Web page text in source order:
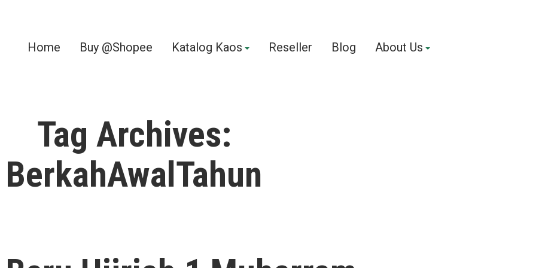
Home Buy @Shopee Katalog Kaos Reseller Blog About Us
Tag Archives:
BerkahAwalTahun